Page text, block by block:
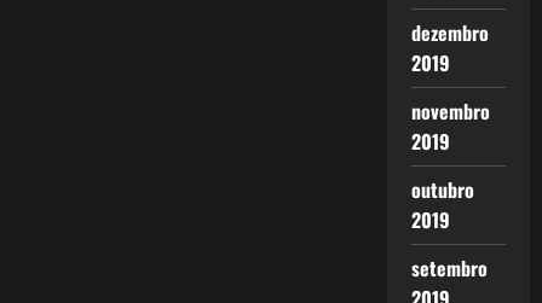
dezembro
2019
novembro
2019
outubro
2019
setembro